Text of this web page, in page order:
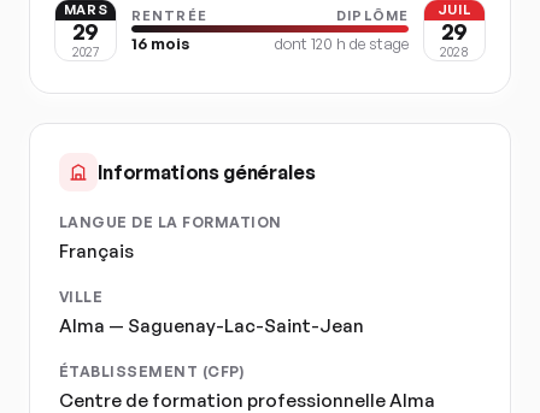
MARS
29
2027
RENTRÉE DIPLÔME
16 mois dont 120 h de stage
JUIL
29
2028
Informations générales
LANGUE DE LA FORMATION
Français
VILLE
Alma — Saguenay-Lac-Saint-Jean
ÉTABLISSEMENT (CFP)
Centre de formation professionnelle Alma